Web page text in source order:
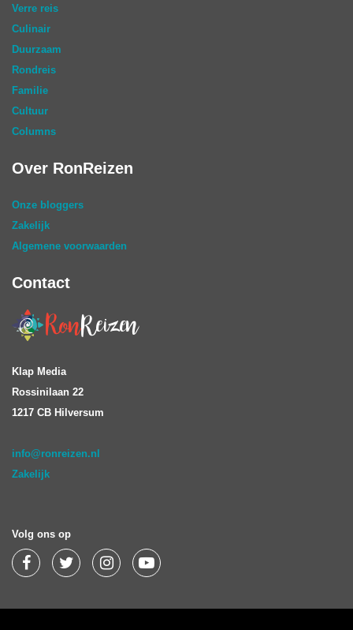
Verre reis
Culinair
Duurzaam
Rondreis
Familie
Cultuur
Columns
Over RonReizen
Onze bloggers
Zakelijk
Algemene voorwaarden
Contact
Klap Media
Rossinilaan 22
1217 CB Hilversum
info@ronreizen.nl
Zakelijk
Volg ons op